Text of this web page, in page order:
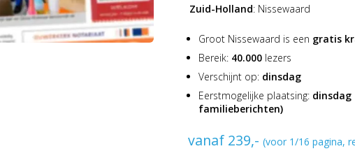
Zuid-Holland: Nissewaard
Groot Nissewaard is een gratis
Bereik: 40.000 lezers
Verschijnt op: dinsdag
Eerstmogelijke plaatsing: dinsdag
familieberichten)
vanaf 239,- (voor 1/16 pagina,